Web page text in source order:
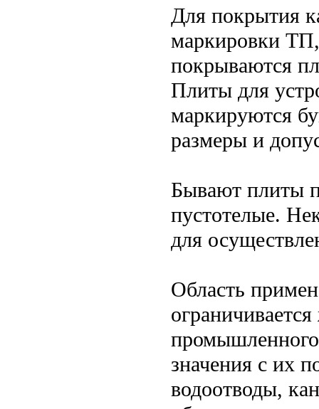
Для покрытия
маркировки
покрываются
Плиты для
маркируются
размеры и
Бывают плиты
пустотелые.
для
Область
значения с их
водоотводы,